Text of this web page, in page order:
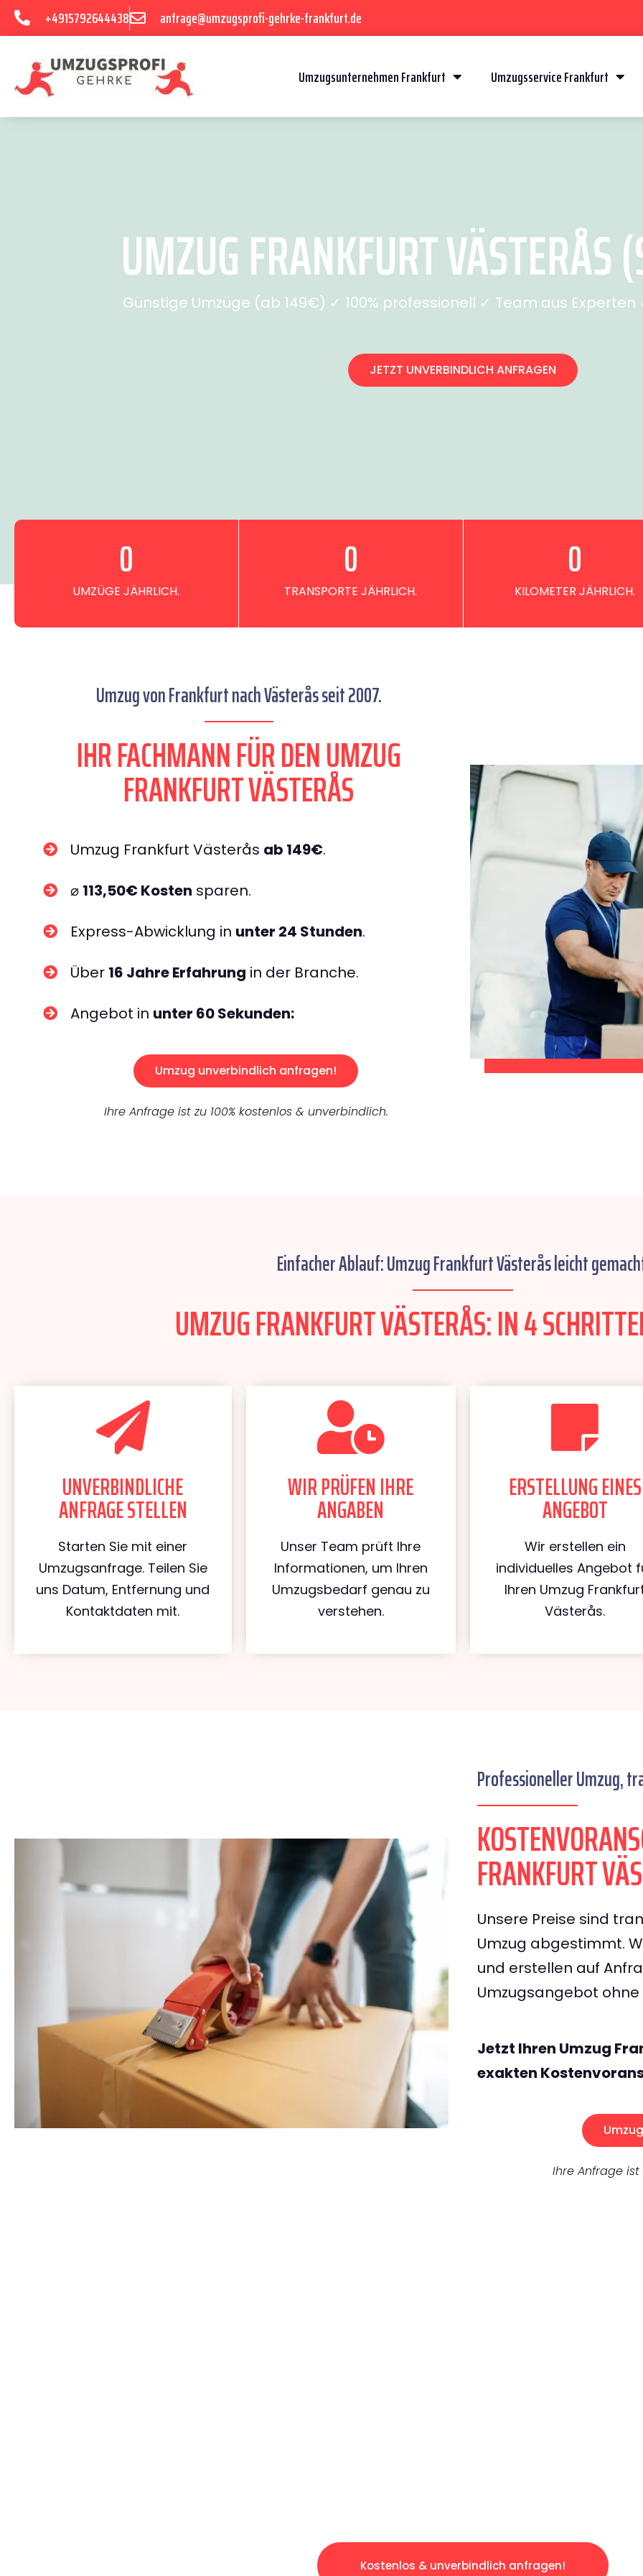
+4915792644438 anfrage@umzugsprofi-gehrke-frankfurt.de
Umzugsunternehmen Frankfurt Umzugsservice Frankfurt
UMZUG FRANKFURT
Günstige Umzüge (ab 149€) ✓ 100% professionell ✓ Team aus
JETZT UNVERBINDLICH ANFRAGEN
UMZÜGE JÄHRLICH.
0
TRANSPORTE JÄHRLICH.
0
KILOMETER JÄHRLICH.
0
Umzug von Frankfurt nach Västerås seit 2007.
IHR FACHMANN FÜR DEN UMZUG
FRANKFURT VÄSTERÅS
Umzug Frankfurt Västerås ab 149€.
⌀ 113,50€ Kosten sparen.
Express-Abwicklung in unter 24 Stunden.
Über 16 Jahre Erfahrung in der Branche.
Angebot in unter 60 Sekunden:
Umzug unverbindlich anfragen!
Ihre Anfrage ist zu 100% kostenlos & unverbindlich.
Einfacher Ablauf: Umzug Frankfurt Västerås leicht
UMZUG FRANKFURT VÄSTERÅS: IN 4
UNVERBINDLICHE
ANFRAGE STELLEN
Starten Sie mit einer
Umzugsanfrage. Teilen Sie
uns Datum, Entfernung und
Kontaktdaten mit.
WIR PRÜFEN IHRE
ANGABEN
Unser Team prüft Ihre
Informationen, um Ihren
Umzugsbedarf genau zu
verstehen.
ERSTELLUNG EINES
ANGEBOT
Wir erstellen ein
individuelles Angebot
Ihren Umzug
Västerås.
Professioneller Umzug,
FRANKFURT
Unsere Preise sind
Umzug abgestimmt.
und erstellen auf
Umzugsangebot
Jetzt Ihren Umzug
exakten
Ihre Anfrage ist
Kostenlos & unverbindlich anfragen!